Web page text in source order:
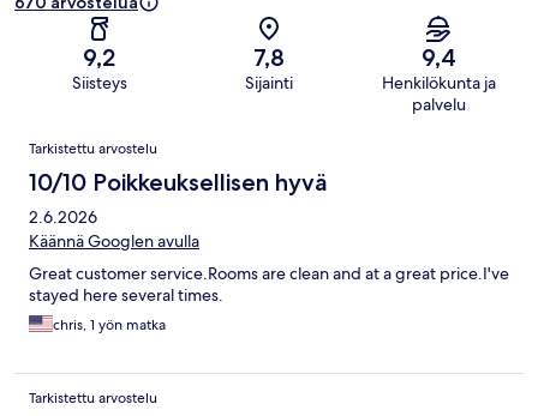
9,2
Siisteys
7,8
Sijainti
9,4
Henkilökunta ja
palvelu
Arvostelut
Tarkistettu arvostelu
10/10 Poikkeuksellisen hyvä
2.6.2026
Käännä Googlen avulla
Great customer service.Rooms are clean and at a great price.I've
stayed here several times.
chris, 1 yön matka
Tarkistettu arvostelu